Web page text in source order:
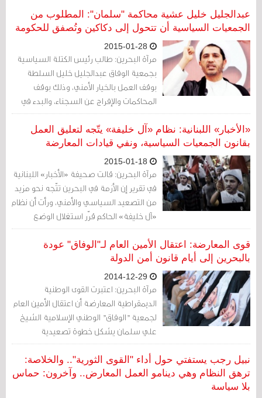
عبدالجليل خليل عشية محاكمة "سلمان": المطلوب من
الجمعيات السياسية أن تتحول إلى دكاكين وتُصفق للحكومة
مرآة البحرين: طالب رئيس الكتلة السياسية
بجمعية الوفاق عبدالجليل خليل السلطة
بوقف العمل بالخيار الأمني، وذلك بوقف
المحاكمات والإفراج عن السجناء، والبدء في
حوار جدي يحقق طموحات ومطالب شعب
البحرين.
«الأخبار» اللبنانية: نظام «آل خليفة» يتّجه لتعليق العمل
بقانون الجمعيات السياسية، ونفي قيادات المعارضة
مرآة البحرين: قالت صحيفة «الأخبار» اللبنانية
في تقرير إن الأزمة في البحرين تتّجه نحو مزيد
من التصعيد السياسي والأمني، ورأت أن نظام
«آل خليفة» الحاكم قرّر استغلال الوضع
الإقليمي في لحظة تشابك، ورفع حدة
المواجهة مع المعارضة ونسف أجواء التهدئة
التي سادت البلاد لفترة.
قوى المعارضة: اعتقال الأمين العام لـ"الوفاق" عودة
بالبحرين إلى أيام قانون أمن الدولة
مرآة البحرين: اعتبرت القوى الوطنية
الديمقراطية المعارضة أن اعتقال الأمين العام
لجمعية "الوفاق" الوطني الإسلامية الشيخ
علي سلمان يشكل خطوة تصعيدية
تستهدف السلم الأهلي ولاستقرار
الاجتماعي في البحرين.
نبيل رجب يستفتي حول أداء "القوى الثورية".. والخلاصة:
ترهق النظام وهي دينامو العمل المعارض.. وآخرون: حماس
بلا سياسة